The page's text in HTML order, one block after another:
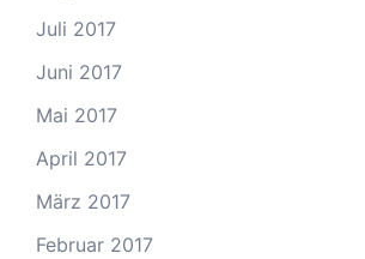
Juli 2017
Juni 2017
Mai 2017
April 2017
März 2017
Februar 2017